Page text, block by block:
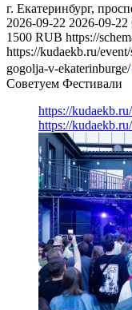
г. Екатеринбург,
2026-09-22 2026-09-22
1500 RUB https://
https://kudaekb.ru/
gogolja-v-ekaterinburge/
Советуем Фестивали
https://
https://